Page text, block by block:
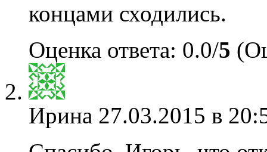
концами сходились.
Оценка ответа: 0.0/5
Ирина 27.03.2015 в